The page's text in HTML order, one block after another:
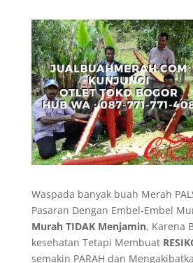
Waspada banyak buah Merah
Pasaran Dengan Embel-Embel
Murah TIDAK Menjamin, Karena
kesehatan Tetapi Membuat
semakin PARAH dan